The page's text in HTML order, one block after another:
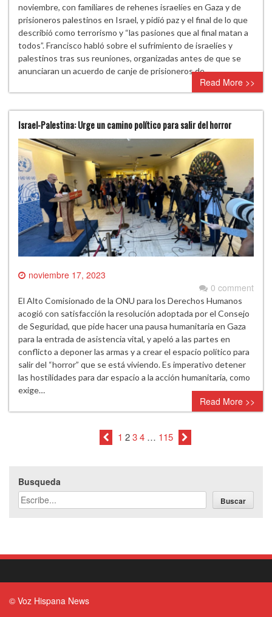
noviembre, con familiares de rehenes israelíes en Gaza y de
prisioneros palestinos en Israel, y pidió paz y el final de lo que
describió como terrorismo y “las pasiones que al final matan a
todos”. Francisco habló sobre el sufrimiento de israelíes y
palestinos tras sus reuniones, organizadas antes de que se
anunciaran un acuerdo de canje de prisioneros de…
Read More >>
Israel-Palestina: Urge un camino político para salir del horror
noviembre 17, 2023
0 comment
El Alto Comisionado de la ONU para los Derechos Humanos
acogió con satisfacción la resolución adoptada por el Consejo
de Seguridad, que pide hacer una pausa humanitaria en Gaza
para la entrada de asistencia vital, y apeló a las partes en
conflicto a deponer las armas y a crear el espacio político para
salir del “horror” que se está viviendo. Es imperativo detener
las hostilidades para dar espacio a la acción humanitaria, como
exige…
Read More >>
1 2 3 4 … 115
Busqueda
Buscar
© Voz Hispana News